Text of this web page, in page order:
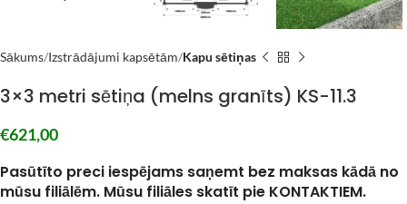
Sākums Izstrādājumi kapsētām Kapu sētiņas
3×3 metri sētiņa (melns granīts) KS-11.3
€621,00
Pasūtīto preci iespējams saņemt bez maksas kādā no
mūsu filiālēm. Mūsu filiāles skatīt pie KONTAKTIEM.